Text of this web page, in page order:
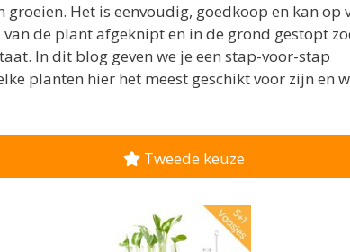
Het is eenvoudig, goedkoop en kan op
de plant afgeknipt en in de grond gestopt
In dit blog geven we je een stap-voor-stap
planten hier het meest geschikt voor zijn en
Tweede keuze